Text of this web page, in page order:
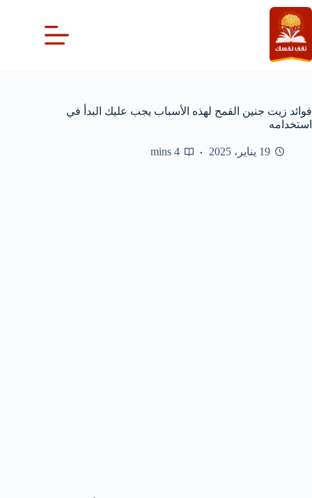
التجاوز
إلى
المحتوى
فوائد زيت جنين القمح لهذه الأسباب يجب عليك البدأ في
استخدامه
19 يناير، 2025 4 mins